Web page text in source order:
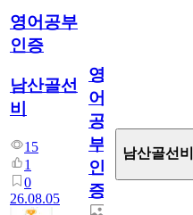
영어공부
인증
남산골선
비
15
1
0
26.08.05
영
어
공
부
인
증
남산골선비